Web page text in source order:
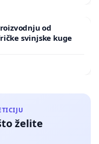
od
svinjske kuge
želite